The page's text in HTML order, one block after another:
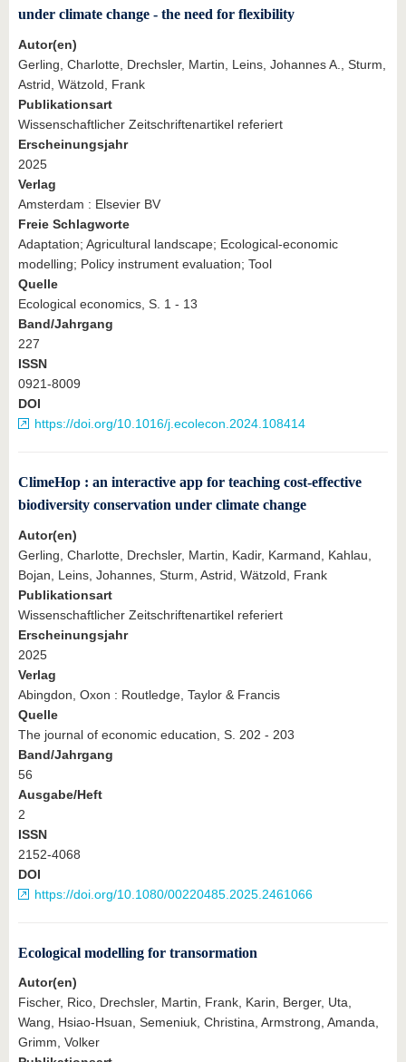
under climate change - the need for flexibility
Autor(en)
Gerling, Charlotte, Drechsler, Martin, Leins, Johannes A., Sturm,
Astrid, Wätzold, Frank
Publikationsart
Wissenschaftlicher Zeitschriftenartikel referiert
Erscheinungsjahr
2025
Verlag
Amsterdam : Elsevier BV
Freie Schlagworte
Adaptation; Agricultural landscape; Ecological-economic
modelling; Policy instrument evaluation; Tool
Quelle
Ecological economics, S. 1 - 13
Band/Jahrgang
227
ISSN
0921-8009
DOI
https://doi.org/10.1016/j.ecolecon.2024.108414
ClimeHop : an interactive app for teaching cost-effective
biodiversity conservation under climate change
Autor(en)
Gerling, Charlotte, Drechsler, Martin, Kadir, Karmand, Kahlau,
Bojan, Leins, Johannes, Sturm, Astrid, Wätzold, Frank
Publikationsart
Wissenschaftlicher Zeitschriftenartikel referiert
Erscheinungsjahr
2025
Verlag
Abingdon, Oxon : Routledge, Taylor & Francis
Quelle
The journal of economic education, S. 202 - 203
Band/Jahrgang
56
Ausgabe/Heft
2
ISSN
2152-4068
DOI
https://doi.org/10.1080/00220485.2025.2461066
Ecological modelling for transormation
Autor(en)
Fischer, Rico, Drechsler, Martin, Frank, Karin, Berger, Uta,
Wang, Hsiao-Hsuan, Semeniuk, Christina, Armstrong, Amanda,
Grimm, Volker